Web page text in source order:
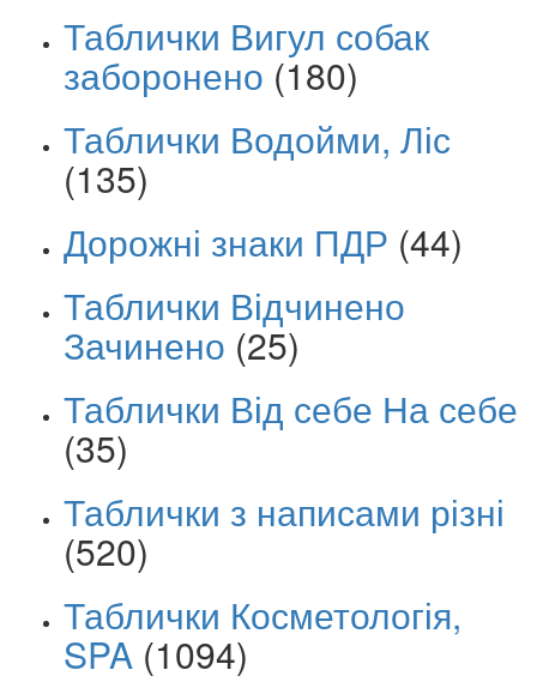
Таблички Вигул собак
заборонено (180)
Таблички Водойми, Ліс
(135)
Дорожні знаки ПДР (44)
Таблички Відчинено
Зачинено (25)
Таблички Від себе На себе
(35)
Таблички з написами різні
(520)
Таблички Косметологія,
SPA (1094)